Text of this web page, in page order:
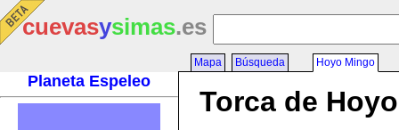
cuevasysimas.es
Planeta Espeleo
Mapa Búsqueda Hoyo Mingo
Torca de